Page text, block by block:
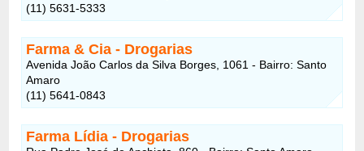
(11) 5631-5333
Farma & Cia - Drogarias
Avenida João Carlos da Silva Borges, 1061 - Bairro: Santo
Amaro
(11) 5641-0843
Farma Lídia - Drogarias